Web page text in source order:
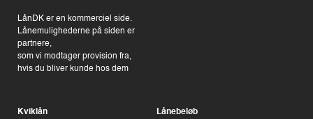
LånDK er en kommerciel side.
Lånemulighederne på siden er
partnere,
som vi modtager provision fra,
hvis du bliver kunde hos dem
Kviklån Lånebeløb